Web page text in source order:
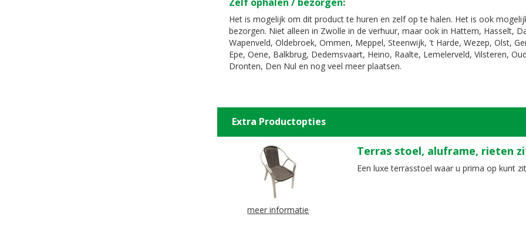
Het is mogelijk om dit product te huren en zelf op te halen. Het is ook
bezorgen. Niet alleen in Zwolle in de verhuur, maar ook in Hattem, Hasselt,
Wapenveld, Oldebroek, Ommen, Meppel, Steenwijk, 't Harde, Wezep, Olst,
Epe, Oene, Balkbrug, Dedemsvaart, Heino, Raalte, Lemelerveld, Vilsteren,
Dronten, Den Nul en nog veel meer plaatsen.
Extra Productopties
meer informatie
Terras stoel, aluframe, rieten
Een luxe terrasstoel waar u prima op kunt